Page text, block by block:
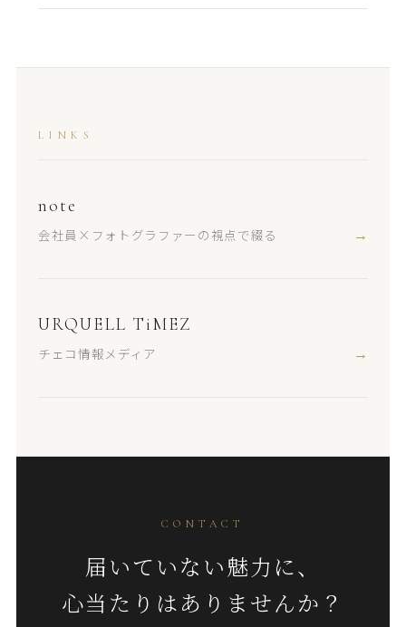
LINKS
note
会社員×フォトグラファーの視点で綴る →
URQUELL TiMEZ
チェコ情報メディア →
CONTACT
届いていない魅力に、
心当たりはありませんか？